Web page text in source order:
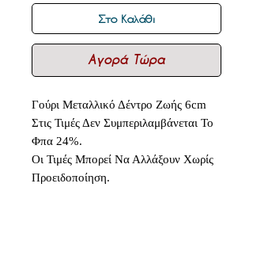
Στο Καλάθι
Αγορά Τώρα
Γούρι Μεταλλικό Δέντρο Ζωής 6cm
Στις Τιμές Δεν Συμπεριλαμβάνεται Το
Φπα 24%.
Οι Τιμές Μπορεί Να Αλλάξουν Χωρίς
Προειδοποίηση.